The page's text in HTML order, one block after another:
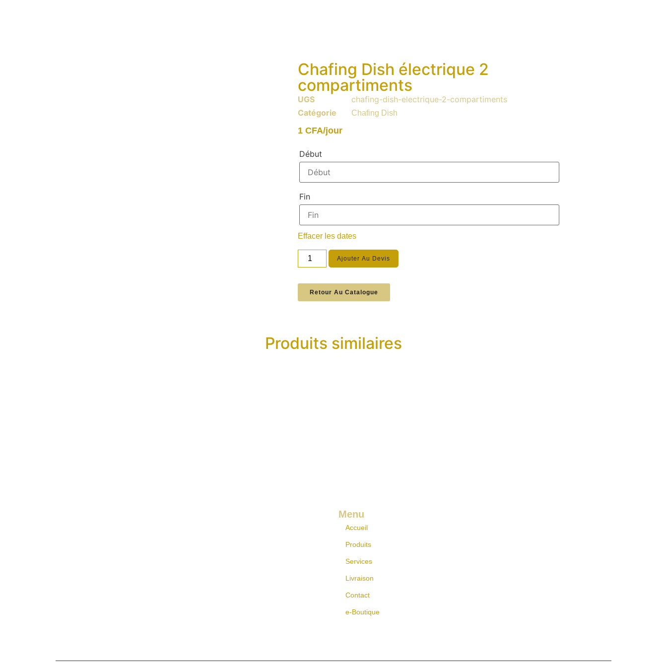
Chafing Dish électrique 2
compartiments
UGS
chafing-dish-electrique-2-compartiments
Catégorie
Chafing Dish
1CFA/jour
Début
Fin
Effacer les dates
Ajouter Au Devis
Retour Au Catalogue
Produits similaires
Menu
Accueil
Produits
Services
Livraison
Contact
e-Boutique